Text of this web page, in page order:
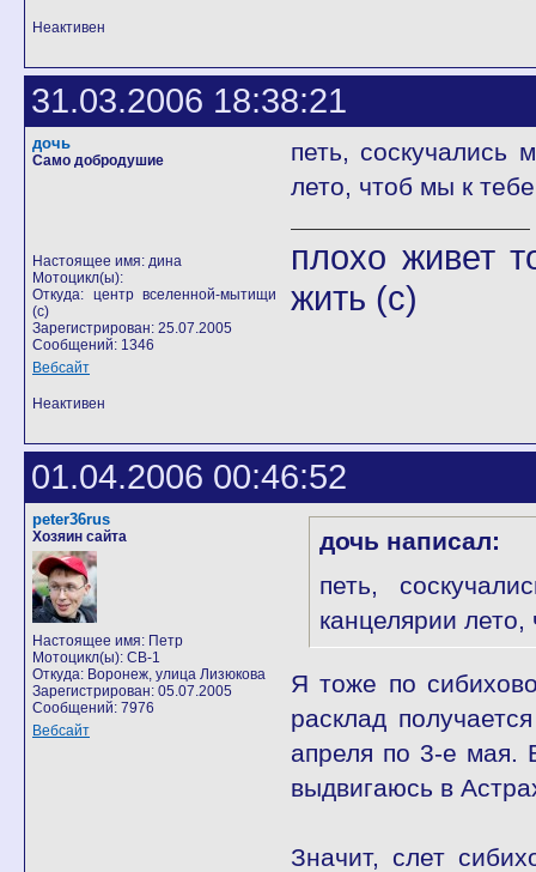
Неактивен
31.03.2006 18:38:21
дочь
Само добродушие
Настоящее имя: дина
Мотоцикл(ы):
Откуда: центр вселенной-мытищи
(с)
Зарегистрирован: 25.07.2005
Сообщений: 1346
Вебсайт
петь,
лето, чтоб мы к
плохо живет
жить (с)
Неактивен
01.04.2006 00:46:52
peter36rus
Хозяин сайта
Настоящее имя: Петр
Мотоцикл(ы): CB-1
Откуда: Воронеж, улица Лизюкова
Зарегистрирован: 05.07.2005
Сообщений: 7976
Вебсайт
дочь написал:
петь,
канцелярии
Я тоже по
расклад
апреля по 3-е мая.
выдвигаюсь в
Значит, слет